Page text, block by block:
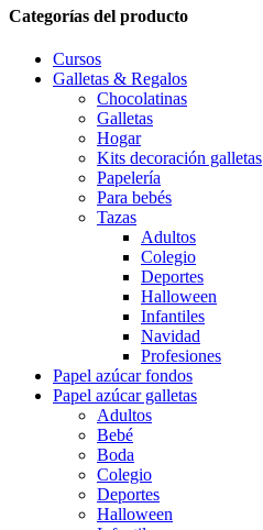
Categorías del producto
Cursos
Galletas & Regalos
Chocolatinas
Galletas
Hogar
Kits decoración galletas
Papelería
Para bebés
Tazas
Adultos
Colegio
Deportes
Halloween
Infantiles
Navidad
Profesiones
Papel azúcar fondos
Papel azúcar galletas
Adultos
Bebé
Boda
Colegio
Deportes
Halloween